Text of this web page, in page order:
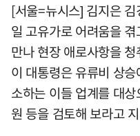
[서울=뉴시스] 김지은
일 고유가로 어려움을
만나 현장 애로사항을
이 대통령은 유류비 상
소하는 이들 업계를 대
원 등을 검토해 보라고